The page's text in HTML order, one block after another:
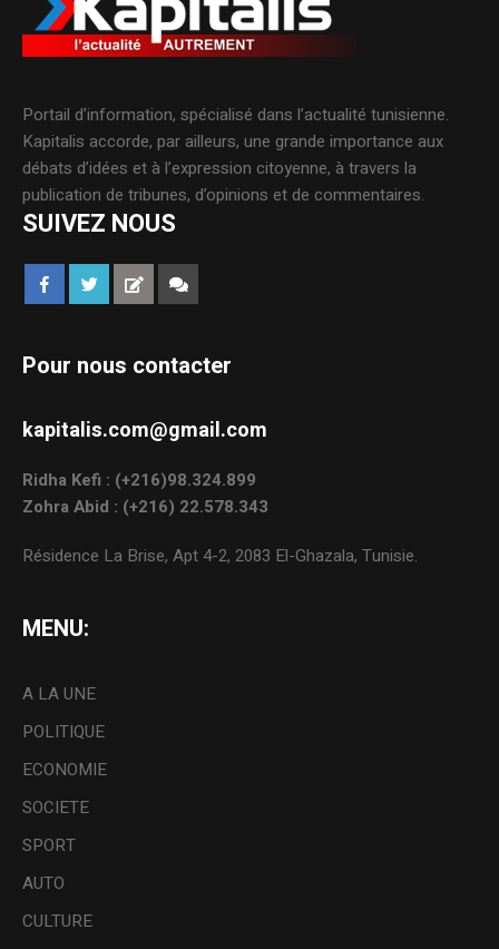
Portail d’information, spécialisé dans l’actualité tunisienne.
Kapitalis accorde, par ailleurs, une grande importance aux
débats d’idées et à l’expression citoyenne, à travers la
publication de tribunes, d’opinions et de commentaires.
SUIVEZ NOUS
Pour nous contacter
kapitalis.com@gmail.com
Ridha Kefi : (+216)98.324.899
Zohra Abid : (+216) 22.578.343
Résidence La Brise, Apt 4-2, 2083 El-Ghazala, Tunisie.
MENU:
A LA UNE
POLITIQUE
ECONOMIE
SOCIETE
SPORT
AUTO
CULTURE